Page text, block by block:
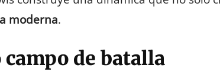
moderna.
de batalla